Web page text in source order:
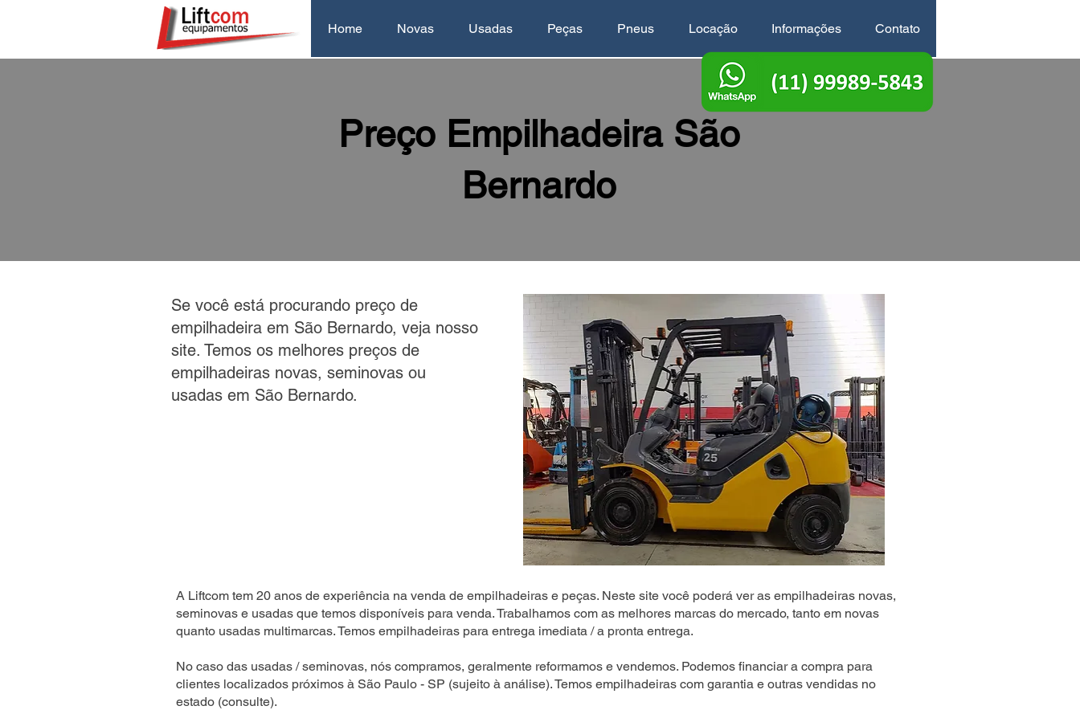
Home Novas Usadas Peças Pneus Locação Informações Contato
Preço Empilhadeira São
Bernardo
Se você está procurando preço de
empilhadeira em São Bernardo, veja nosso
site. Temos os melhores preços de
empilhadeiras novas, seminovas ou
usadas em São Bernardo.
A Liftcom tem 20 anos de experiência na venda de empilhadeiras e peças. Neste site você poderá ver as empilhadeiras novas,
seminovas e usadas que temos disponíveis para venda. Trabalhamos com as melhores marcas do mercado, tanto em novas
quanto usadas multimarcas. Temos empilhadeiras para entrega imediata / a pronta entrega.
No caso das usadas / seminovas, nós compramos, geralmente reformamos e vendemos. Podemos financiar a compra para
clientes localizados próximos à São Paulo - SP (sujeito à análise). Temos empilhadeiras com garantia e outras vendidas no
estado (consulte).